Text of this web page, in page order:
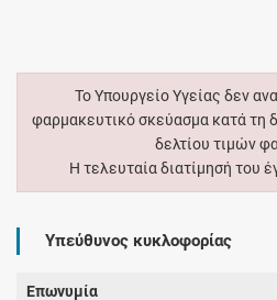
Το Υπουργείο Υγείας δεν
φαρμακευτικό σκεύασμα κατά τη
δελτίου τιμών
Η τελευταία διατίμησή του
Υπεύθυνος κυκλοφορίας
Επωνυμία